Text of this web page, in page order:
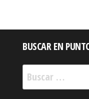
BUSCAR EN
Buscar: